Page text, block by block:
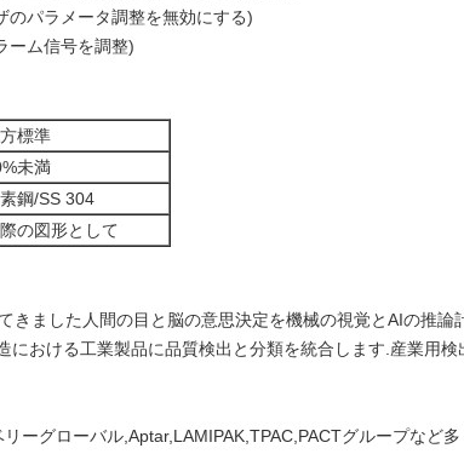
のパラメータ調整を無効にする)
ーム信号を調整)
標準
未満
鋼/SS 304
の図形として
きました人間の目と脳の意思決定を機械の視覚とAIの推論
おける工業製品に品質検出と分類を統合します.産業用検
ーグローバル,Aptar,LAMIPAK,TPAC,PACTグループなど